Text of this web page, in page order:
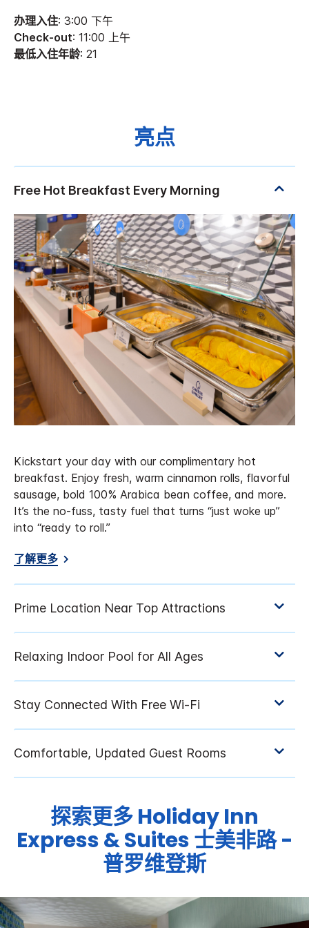
办理入住: 3:00 下午
Check-out: 11:00 上午
最低入住年龄: 21
亮点
Kickstart your day with our complimentary hot
breakfast. Enjoy fresh, warm cinnamon rolls, flavorful
sausage, bold 100% Arabica bean coffee, and more.
It’s the no-fuss, tasty fuel that turns “just woke up”
into “ready to roll.”
了解更多
探索更多Holiday Inn
Express & Suites士美非路 -
普罗维登斯